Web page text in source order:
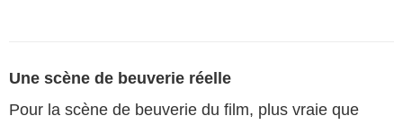
Une scène de beuverie réelle
Pour la scène de beuverie du film, plus vraie que